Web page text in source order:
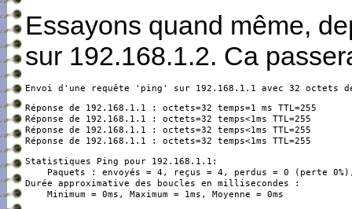
Essayons quand même,
sur 192.168.1.2. Ca
Envoi d'une requête 'ping' sur 192.168.1.1 avec 32 octets
Réponse de 192.168.1.1 : octets=32 temps=1 ms TTL=255
Réponse de 192.168.1.1 : octets=32 temps<1ms TTL=255
Réponse de 192.168.1.1 : octets=32 temps<1ms TTL=255
Réponse de 192.168.1.1 : octets=32 temps<1ms TTL=255
Statistiques Ping pour 192.168.1.1:
Paquets : envoyés = 4, reçus = 4, perdus = 0 (perte
Durée approximative des boucles en millisecondes :
    Minimum = 0ms, Maximum = 1ms, Moyenne = 0ms